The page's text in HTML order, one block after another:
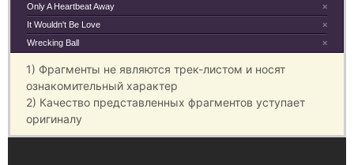
×
Only A Heartbeat Away
×
It Wouldn't Be Love
×
Wrecking Ball
1) Фрагменты не являются трек-листом и носят
ознакомительный характер
2) Качество представленных фрагментов уступает
оригиналу